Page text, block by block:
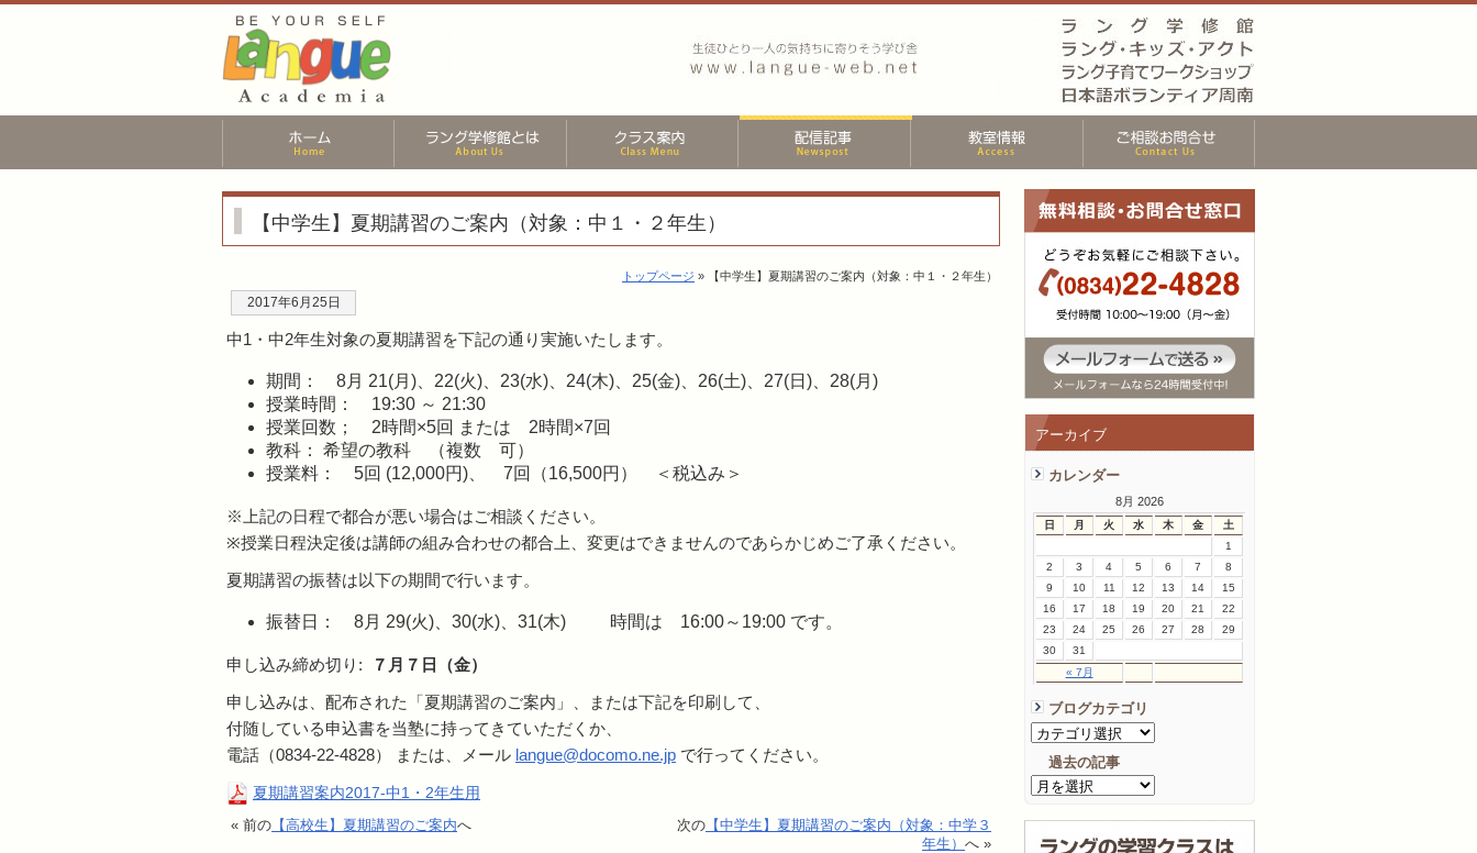
アーカイブ
カレンダー
8月 2026
日 月 火 水 木 金 土
« 7月
1
2
3 4 5 6 7
8
9
10 11 12 13 14
15
16
17 18 19 20 21
22
23
24 25 26 27 28
29
30
31
ブログカテゴリ
過去の記事
【中学生】夏期講習のご案内（対象：中１・２年生）
トップページ » 【中学生】夏期講習のご案内（対象：中１・２年生）
2017年6月25日
中1・中2年生対象の夏期講習を下記の通り実施いたします。
期間： 8月 21(月)、22(火)、23(水)、24(木)、25(金)、26(土)、27(日)、28(月)
授業時間： 19:30 ～ 21:30
授業回数； 2時間×5回 または 2時間×7回
教科： 希望の教科 （複数 可）
授業料： 5回 (12,000円)、 7回（16,500円） ＜税込み＞
※上記の日程で都合が悪い場合はご相談ください。
※授業日程決定後は講師の組み合わせの都合上、変更はできませんのであらかじめご了承ください。
夏期講習の振替は以下の期間で行います。
振替日： 8月 29(火)、30(水)、31(木) 時間は 16:00～19:00 です。
申し込み締め切り:
７月７日（金）
申し込みは、配布された「夏期講習のご案内」、または下記を印刷して、
付随している申込書を当塾に持ってきていただくか、
電話（0834-22-4828） または、メール langue@docomo.ne.jp で行ってください。
夏期講習案内2017-中1・2年生用
« 前の 【高校生】夏期講習のご案内へ 次の 【中学生】夏期講習のご案内（対象：中学３
年生） へ »